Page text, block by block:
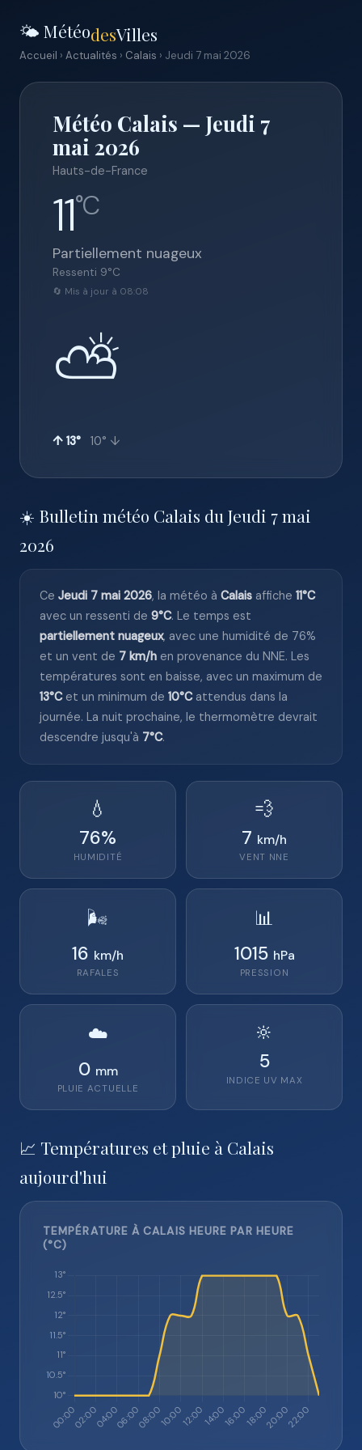
🌤️ MétéodesVilles
Accueil › Actualités › Calais › Jeudi 7 mai 2026
Météo Calais — Jeudi 7
mai 2026
Hauts-de-France
11°C
Partiellement nuageux
Ressenti 9°C
🔄 Mis à jour à 08:08
⛅
↑ 13° 10° ↓
☀️ Bulletin météo Calais du Jeudi 7 mai
2026
Ce Jeudi 7 mai 2026, la météo à Calais affiche 11°C
avec un ressenti de 9°C. Le temps est
partiellement nuageux, avec une humidité de 76%
et un vent de 7 km/h en provenance du NNE. Les
températures sont en baisse, avec un maximum de
13°Cet un minimum de 10°Cattendus dans la
journée. La nuit prochaine, le thermomètre devrait
descendre jusqu'à 7°C.
💧
76%
HUMIDITÉ
💨
7 km/h
VENT NNE
🌬️
16 km/h
RAFALES
📊
1015 hPa
PRESSION
☁️
0 mm
PLUIE ACTUELLE
🔆
5
INDICE UV MAX
📈 Températures et pluie à Calais
aujourd'hui
TEMPÉRATURE À CALAIS HEURE PAR HEURE
(°C)